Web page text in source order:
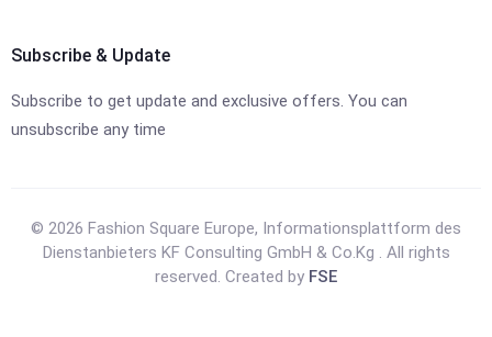
Subscribe & Update
Subscribe to get update and exclusive offers. You can
unsubscribe any time
© 2026 Fashion Square Europe, Informationsplattform des
Dienstanbieters KF Consulting GmbH & Co.Kg . All rights
reserved. Created by FSE